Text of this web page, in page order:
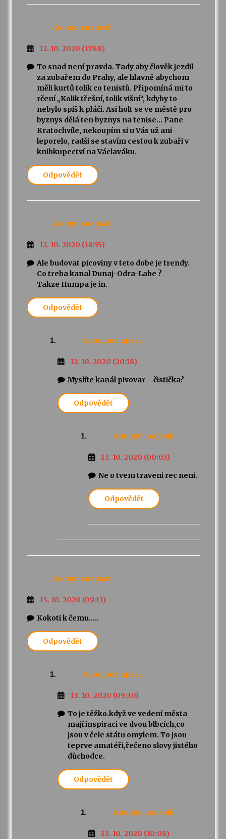
Anonym napsal:
12. 10. 2020 (17:48)
To snad není pravda. Tady aby člověk jezdil
za zubařem do Prahy, ale hlavně abychom
měli kurtů tolik co tenistů. Připomíná mi to
rčení „Kolik třešní, tolik višní“, kdyby to
nebylo spíš k pláči. Asi holt se ve městě pro
byznys dělá ten byznys na tenise… Pane
Kratochvíle, nekoupím si u Vás už ani
leporelo, radši se stavím cestou k zubaři v
knihkupectví na Václaváku.
Odpovědět
Anonym napsal:
12. 10. 2020 (18:55)
Ale budovat picoviny v teto dobe je trendy.
Co treba kanal Dunaj-Odra-Labe ?
Takze Humpa je in.
Odpovědět
Anonym napsal:
12. 10. 2020 (20:18)
Myslíte kanál pivovar – čistička?
Odpovědět
Anonym napsal:
13. 10. 2020 (00:03)
Ne o tvem traveni rec neni.
Odpovědět
Anonym napsal:
13. 10. 2020 (09:11)
Kokoti k čemu…..
Odpovědět
Anonym napsal:
13. 10. 2020 (09:30)
To je těžko.když ve vedení města
mají inspiraci ve dvou blbcích,co
jsou v čele státu omylem. To jsou
teprve amatéři,řečeno slovy jistého
důchodce.
Odpovědět
Anonym napsal:
13. 10. 2020 (10:08)